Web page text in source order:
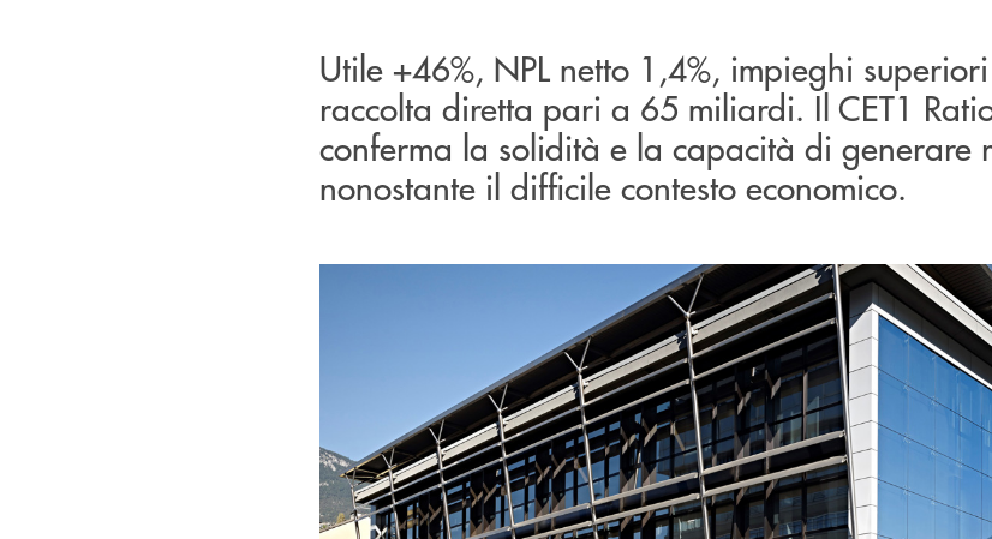
Utile +46%, NPL netto 1,4%, impieghi
raccolta diretta pari a 65 miliardi. Il CET1
conferma la solidità e la capacità di generare
nonostante il difficile contesto economico.